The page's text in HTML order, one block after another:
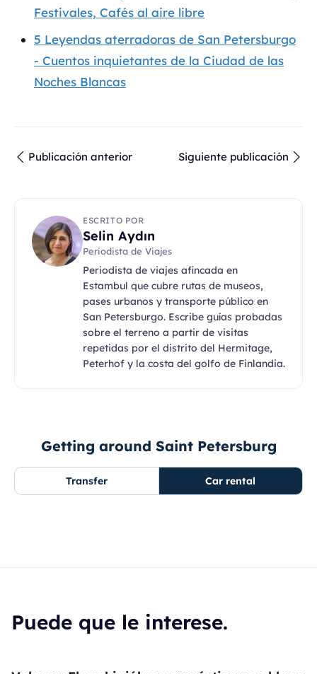
Festivales, Cafés al aire libre
5 Leyendas aterradoras de San Petersburgo
- Cuentos inquietantes de la Ciudad de las
Noches Blancas
Publicación anterior Siguiente publicación
ESCRITO POR
Selin Aydın
Periodista de Viajes
Periodista de viajes afincada en
Estambul que cubre rutas de museos,
pases urbanos y transporte público en
San Petersburgo. Escribe guías probadas
sobre el terreno a partir de visitas
repetidas por el distrito del Hermitage,
Peterhof y la costa del golfo de Finlandia.
Getting around Saint Petersburg
Transfer Car rental
Puede que le interese.